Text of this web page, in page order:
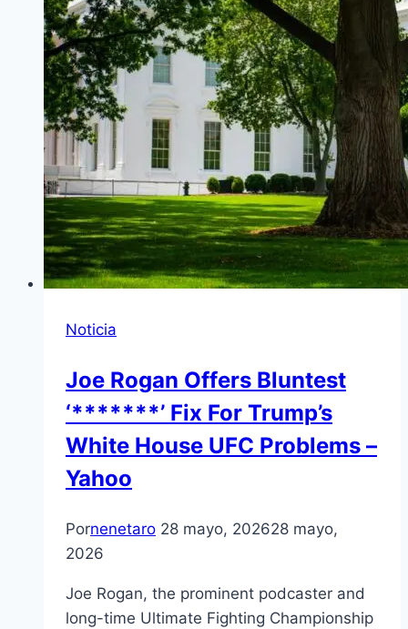
Noticia
Joe Rogan Offers Bluntest
‘*******’ Fix For Trump’s
White House UFC Problems –
Yahoo
Pornenetaro 28 mayo, 202628 mayo,
2026
Joe Rogan, the prominent podcaster and
long-time Ultimate Fighting Championship